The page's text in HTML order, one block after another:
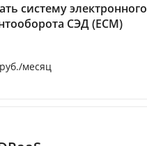
систему электронного
СЭД (ECM)
месяц